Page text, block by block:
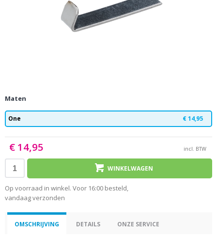
Maten
One € 14,95
€ 14,95 incl. BTW
WINKELWAGEN
Op voorraad in winkel. Voor 16:00 besteld,
vandaag verzonden
OMSCHRIJVING DETAILS ONZE SERVICE